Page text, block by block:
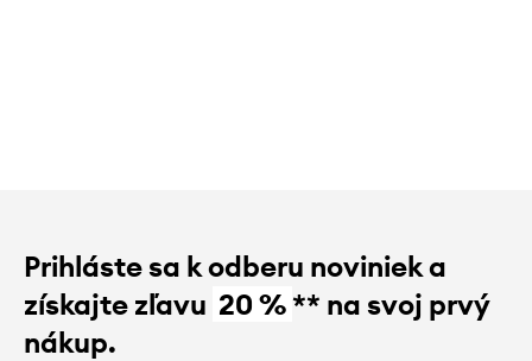
Prihláste sa k odberu noviniek a
získajte zľavu 20 %** na svoj prvý
nákup.